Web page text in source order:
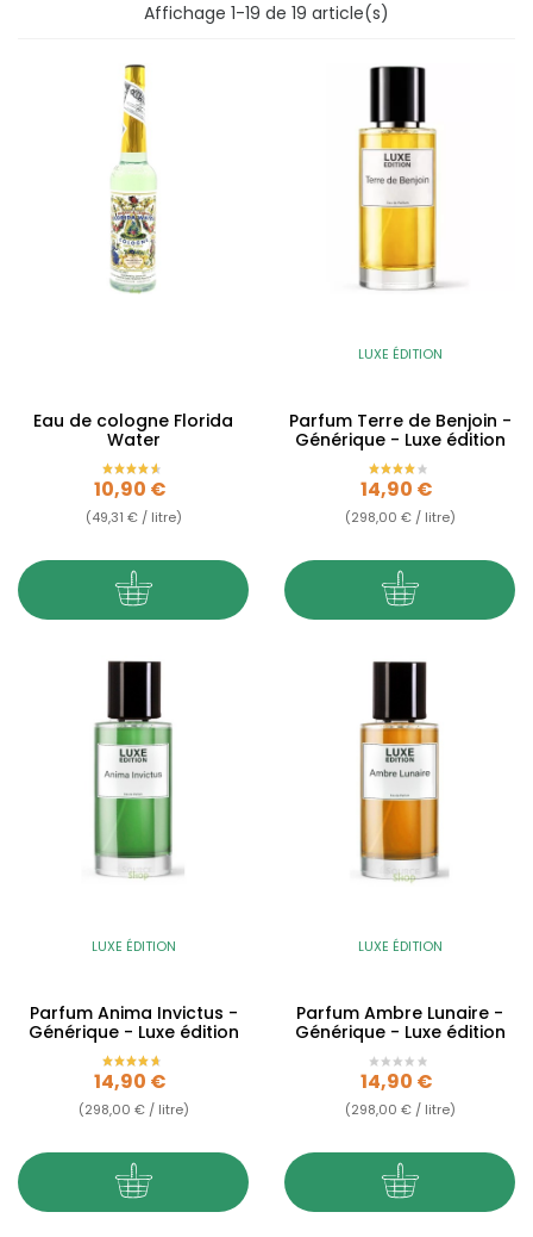
Affichage 1-19 de 19 article(s)
Eau de cologne Florida
Water
Prix
10,90 €
(49,31 € / litre)
LUXE ÉDITION
Parfum Terre de Benjoin -
Générique - Luxe édition
Prix
14,90 €
(298,00 € / litre)
LUXE ÉDITION
Parfum Anima Invictus -
Générique - Luxe édition
Prix
14,90 €
(298,00 € / litre)
LUXE ÉDITION
Parfum Ambre Lunaire -
Générique - Luxe édition
Prix
14,90 €
(298,00 € / litre)